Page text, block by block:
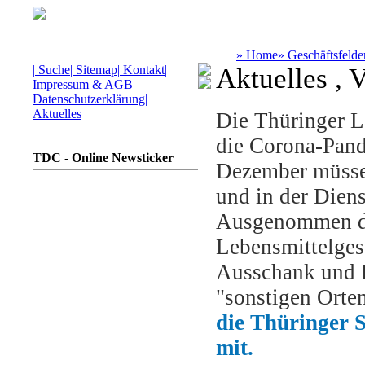
» Home»
| Suche| Sitemap| Kontakt|
Impressum & AGB|
Datenschutzerklärung|
Aktuelles
TDC - Online Newsticker
Aktuelles ,
Die Thüringer
die Corona-
Dezember
und in der
Ausgenommen
Ausschank
"sonstigen
die Thüringer
mit.